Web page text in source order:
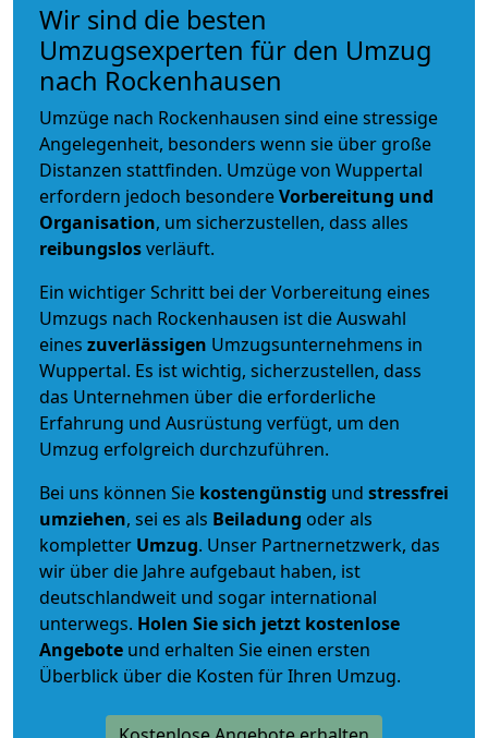
Wir sind die besten
Umzugsexperten für den Umzug
nach Rockenhausen
Umzüge nach Rockenhausen sind eine stressige
Angelegenheit, besonders wenn sie über große
Distanzen stattfinden. Umzüge von Wuppertal
erfordern jedoch besondereVorbereitung und
Organisation, um sicherzustellen, dass alles
reibungslosverläuft.
Ein wichtiger Schritt bei der Vorbereitung eines
Umzugs nach Rockenhausen ist die Auswahl
eines zuverlässigen Umzugsunternehmens in
Wuppertal. Es ist wichtig, sicherzustellen, dass
das Unternehmen über die erforderliche
Erfahrung und Ausrüstung verfügt, um den
Umzug erfolgreich durchzuführen.
Bei uns können Sie kostengünstig und stressfrei
umziehen, sei es als Beiladung oder als
kompletter Umzug. Unser Partnernetzwerk, das
wir über die Jahre aufgebaut haben, ist
deutschlandweit und sogar international
unterwegs. Holen Sie sich jetzt kostenlose
Angebote und erhalten Sie einen ersten
Überblick über die Kosten für Ihren Umzug.